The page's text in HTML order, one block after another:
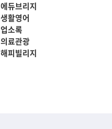
핫딜
KoreaDailyUs
에듀브리지
생활영어
업소록